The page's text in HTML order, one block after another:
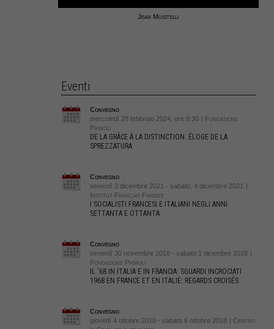
Jean Musitelli
Eventi
Convegno
mercoledì 28 febbraio 2024, ore 9:30 | Fondazione
Primoli
DE LA GRÂCE À LA DISTINCTION. ÉLOGE DE LA
SPREZZATURA
Convegno
venerdì 3 dicembre 2021 - sabato, 4 dicembre 2021 |
Institut Français Firenze
I SOCIALISTI FRANCESI E ITALIANI NEGLI ANNI
SETTANTA E OTTANTA
Convegno
venerdì 30 novembre 2018 - sabato 1 dicembre 2018 |
Fondazione Primoli
IL ‘68 IN ITALIA E IN FRANCIA: SGUARDI INCROCIATI
1968 EN FRANCE ET EN ITALIE: REGARDS CROISÉS
Convegno
giovedì 4 ottobre 2018 - sabato 6 ottobre 2018 | Centro